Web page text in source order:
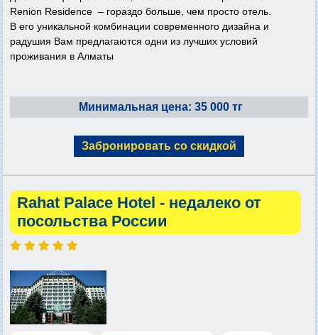
Renion Residence – гораздо больше, чем просто отель.
В его уникальной комбинации современного дизайна и
радушия Вам предлагаются одни из лучших условий
проживания в Алматы
Минимальная цена: 35 000 тг
Забронировать со скидкой
Rahat Palace Hotel - недалеко от
посольства России